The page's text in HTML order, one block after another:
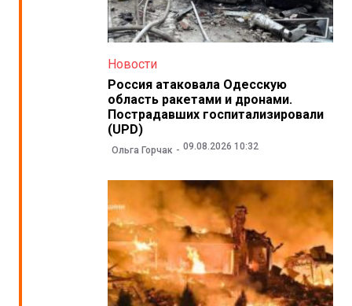
Новости
Россия атаковала Одесскую
область ракетами и дронами.
Пострадавших госпитализировали
(UPD)
Ольга Горчак 09.08.2026 10:32